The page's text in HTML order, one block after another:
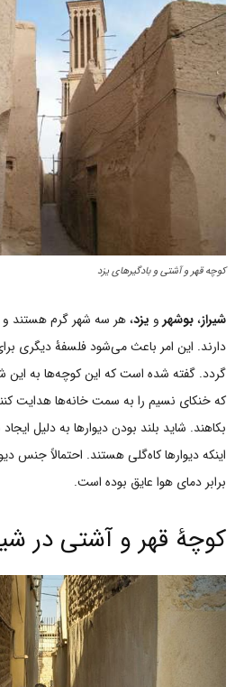
کوچه قهر و آشتی و بادگیرهای یزد
شیراز،بوشهر و یزد، هر سه شهر گرم هستند و
دارند. این امر باعث می‌شود فلسفۀ دیگری
گردد. گفته شده است که این کوچه‌ها به
که خنکای نسیم را به سمت خانه‌ها هدایت
بکاهند. شاید بلند بودن دیوارها به دلیل
اینکه دیوارها کاه‌گلی هستند. احتمالاً جنس
برابر دمای هوا عایق بوده است.
کوچۀ قهر و آشتی در